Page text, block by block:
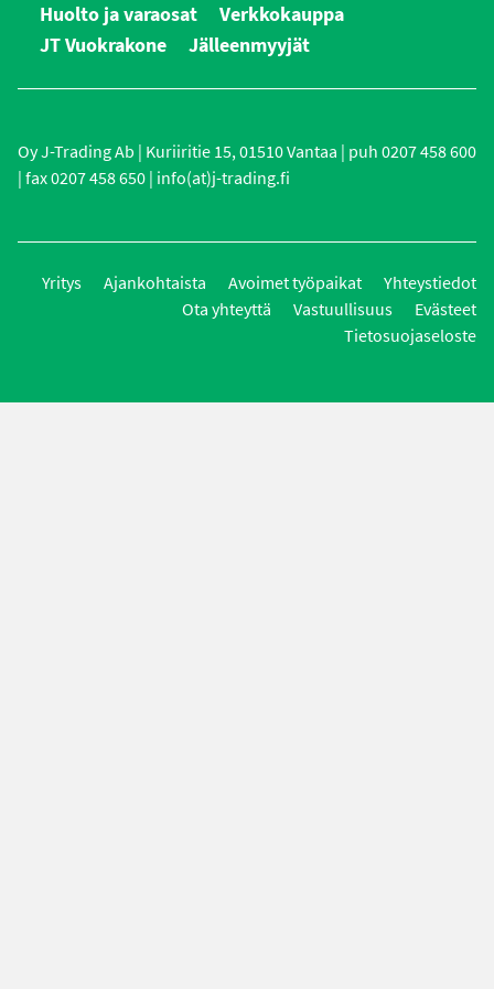
Huolto ja varaosat
Verkkokauppa
JT Vuokrakone
Jälleenmyyjät
Oy J-Trading Ab | Kuriiritie 15, 01510 Vantaa | puh 0207 458 600
| fax 0207 458 650 | info(at)j-trading.fi
Yritys Ajankohtaista Avoimet työpaikat
Yhteystiedot
Ota yhteyttä
Vastuullisuus
Evästeet
Tietosuojaseloste